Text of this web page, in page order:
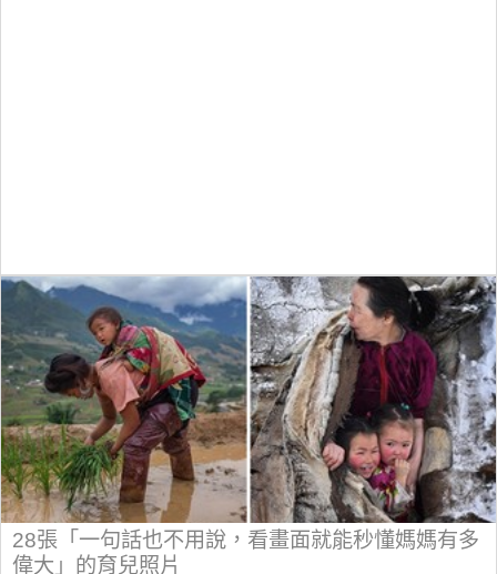
28張「一句話也不用說，看畫面就能秒懂媽媽有多
偉大」的育兒照片